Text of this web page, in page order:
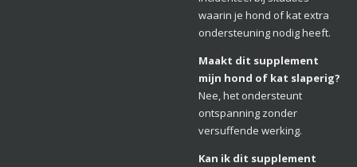
waarin je hond of kat extra
ondersteuning nodig heeft.
Maakt dit supplement
mijn hond of kat slaperig?
Nee, het ondersteunt
ontspanning zonder
versuffende werking.
Kan ik dit supplement